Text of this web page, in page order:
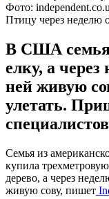
Фото:
Птицу через неделю
В США семья
елку, а
ней живую
улетать.
Семья из
купила
дерево, а через
живую сову, пишет